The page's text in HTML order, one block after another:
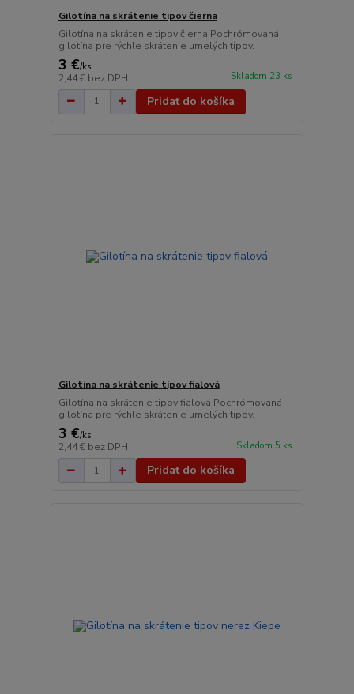
Gilotína na skrátenie tipov čierna
Gilotína na skrátenie tipov čierna Pochrómovaná
gilotína pre rýchle skrátenie umelých tipov.
3 €/ks
2,44 € bez DPH Skladom 23 ks
Pridať do košíka
Gilotína na skrátenie tipov fialová
Gilotína na skrátenie tipov fialová Pochrómovaná
gilotína pre rýchle skrátenie umelých tipov.
3 €/ks
2,44 € bez DPH Skladom 5 ks
Pridať do košíka